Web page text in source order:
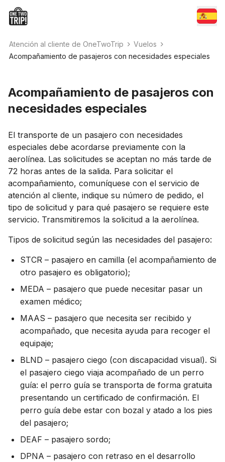
Atención al cliente de OneTwoTrip
Vuelos
Acompañamiento de pasajeros con necesidades especiales
Acompañamiento de pasajeros con
necesidades especiales
El transporte de un pasajero con necesidades
especiales debe acordarse previamente con la
aerolínea. Las solicitudes se aceptan no más tarde de
72 horas antes de la salida. Para solicitar el
acompañamiento, comuníquese con el servicio de
atención al cliente, indique su número de pedido, el
tipo de solicitud y para qué pasajero se requiere este
servicio. Transmitiremos la solicitud a la aerolínea.
Tipos de solicitud según las necesidades del pasajero:
STCR – pasajero en camilla (el acompañamiento de
otro pasajero es obligatorio);
MEDA – pasajero que puede necesitar pasar un
examen médico;
MAAS – pasajero que necesita ser recibido y
acompañado, que necesita ayuda para recoger el
equipaje;
BLND – pasajero ciego (con discapacidad visual). Si
el pasajero ciego viaja acompañado de un perro
guía: el perro guía se transporta de forma gratuita
presentando un certificado de confirmación. El
perro guía debe estar con bozal y atado a los pies
del pasajero;
DEAF – pasajero sordo;
DPNA – pasajero con retraso en el desarrollo